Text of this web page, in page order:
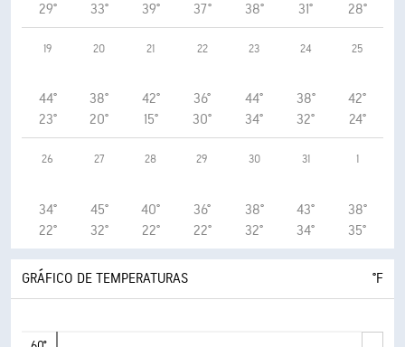
29°
33°
39°
37°
38°
31°
28°
19
44°
23°
20
38°
20°
21
42°
15°
22
36°
30°
23
44°
34°
24
38°
32°
25
42°
24°
26
34°
22°
27
45°
32°
28
40°
22°
29
36°
22°
30
38°
32°
31
43°
34°
1
38°
35°
GRÁFICO DE TEMPERATURAS °F